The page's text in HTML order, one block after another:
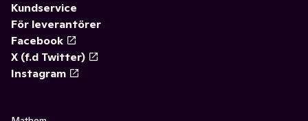
Kundservice
För leverantörer
Facebook
X (f.d Twitter)
Instagram